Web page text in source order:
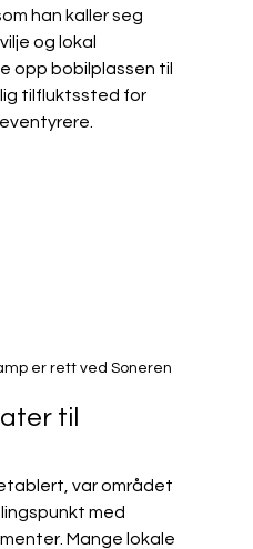
han kaller seg
og lokal
opp bobilplassen til
tilfluktssted for
er rett ved Soneren
til
var området
med
Mange lokale